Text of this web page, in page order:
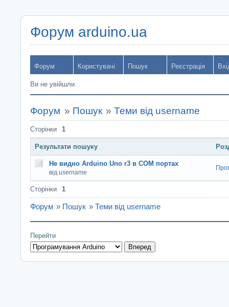
Форум arduino.ua
Форум Користувачі Пошук Реєстрація
Ви не увійшли.
Форум » Пошук »Теми від username
Сторінки 1
Результати пошуку
Не видно Arduino Uno r3 в COM портах
від username
Сторінки 1
Форум » Пошук » Теми від username
Перейти